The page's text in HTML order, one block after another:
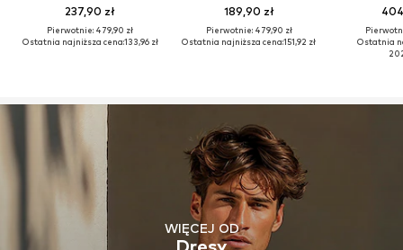
237,90 zł
Pierwotnie: 479,90 zł
Ostatnia najniższa cena:133,96 zł
189,90 zł
Pierwotnie: 479,90 zł
Ostatnia najniższa cena:151,92 zł
Ostatnia
WIĘCEJ OD